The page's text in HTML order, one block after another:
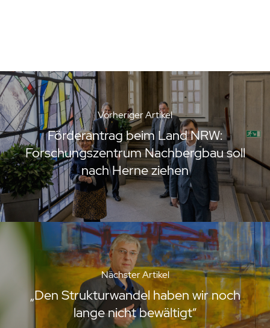
Vorheriger Artikel
Förderantrag beim Land NRW:
Forschungszentrum Nachbergbau soll
nach Herne ziehen
Nächster Artikel
„Den Strukturwandel haben wir noch
lange nicht bewältigt“